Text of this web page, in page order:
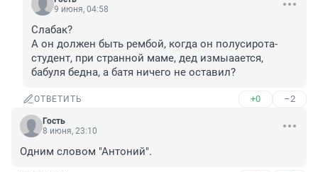
9 июня, 04:58
Слабак?
А он должен быть рембой, когда он полусирота-
студент, при странной маме, дед измыаается,
бабуля бедна, а батя ничего не оставил?
ОТВЕТИТЬ +0 –2
Гость
8 июня, 23:10
Одним словом "Антоний".